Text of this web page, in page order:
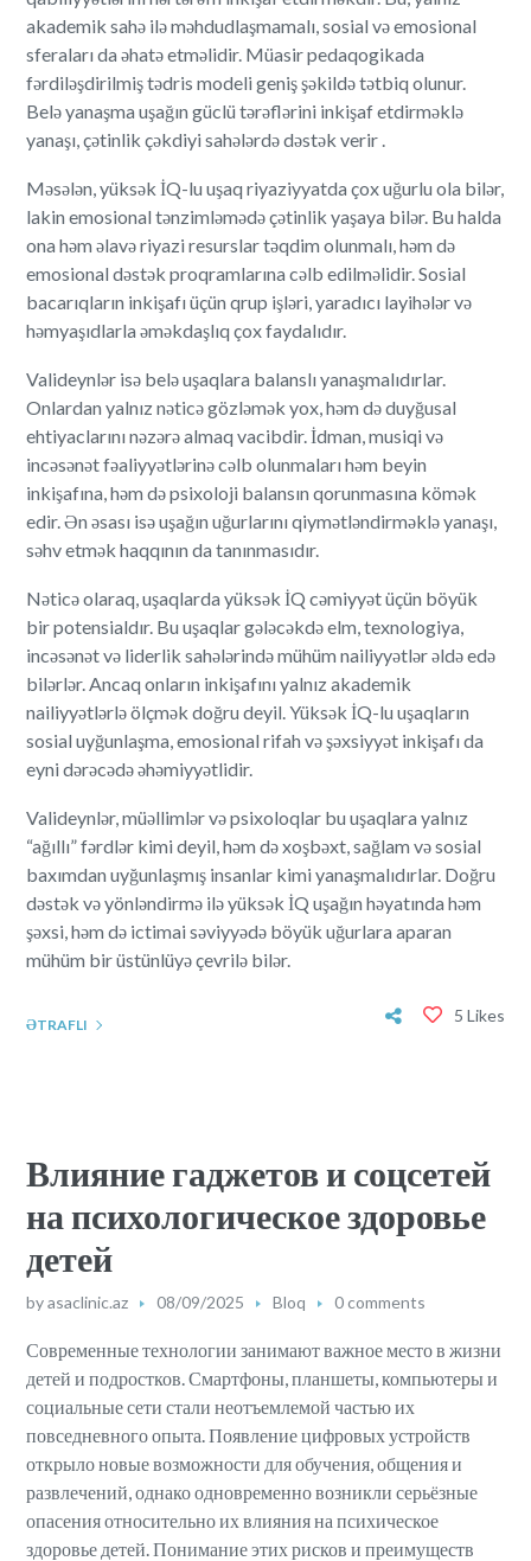
akademik sahə ilə məhdudlaşmamalı, sosial və emosional
sferaları da əhatə etməlidir. Müasir pedaqogikada
fərdiləşdirilmiş tədris modeli geniş şəkildə tətbiq olunur.
Belə yanaşma uşağın güclü tərəflərini inkişaf etdirməklə
yanaşı, çətinlik çəkdiyi sahələrdə dəstək verir .
Məsələn, yüksək İQ-lu uşaq riyaziyyatda çox uğurlu ola bilər,
lakin emosional tənzimləmədə çətinlik yaşaya bilər. Bu halda
ona həm əlavə riyazi resurslar təqdim olunmalı, həm də
emosional dəstək proqramlarına cəlb edilməlidir. Sosial
bacarıqların inkişafı üçün qrup işləri, yaradıcı layihələr və
həmyaşıdlarla əməkdaşlıq çox faydalıdır.
Valideynlər isə belə uşaqlara balanslı yanaşmalıdırlar.
Onlardan yalnız nəticə gözləmək yox, həm də duyğusal
ehtiyaclarını nəzərə almaq vacibdir. İdman, musiqi və
incəsənət fəaliyyətlərinə cəlb olunmaları həm beyin
inkişafına, həm də psixoloji balansın qorunmasına kömək
edir. Ən əsası isə uşağın uğurlarını qiymətləndirməklə yanaşı,
səhv etmək haqqının da tanınmasıdır.
Nəticə olaraq, uşaqlarda yüksək İQ cəmiyyət üçün böyük
bir potensialdır. Bu uşaqlar gələcəkdə elm, texnologiya,
incəsənət və liderlik sahələrində mühüm nailiyyətlər əldə edə
bilərlər. Ancaq onların inkişafını yalnız akademik
nailiyyətlərlə ölçmək doğru deyil. Yüksək İQ-lu uşaqların
sosial uyğunlaşma, emosional rifah və şəxsiyyət inkişafı da
eyni dərəcədə əhəmiyyətlidir.
Valideynlər, müəllimlər və psixoloqlar bu uşaqlara yalnız
“ağıllı” fərdlər kimi deyil, həm də xoşbəxt, sağlam və sosial
baxımdan uyğunlaşmış insanlar kimi yanaşmalıdırlar. Doğru
dəstək və yönləndirmə ilə yüksək İQ uşağın həyatında həm
şəxsi, həm də ictimai səviyyədə böyük uğurlara aparan
mühüm bir üstünlüyə çevrilə bilər.
ƏTRAFLI 5 Likes
Влияние гаджетов и соцсетей
на психологическое здоровье
детей
byasaclinic.az 08/09/2025 Bloq 0 comments
Современные технологии занимают важное место в жизни
детей и подростков. Смартфоны, планшеты, компьютеры и
социальные сети стали неотъемлемой частью их
повседневного опыта. Появление цифровых устройств
открыло новые возможности для обучения, общения и
развлечений, однако одновременно возникли серьёзные
опасения относительно их влияния на психическое
здоровье детей. Понимание этих рисков и преимуществ